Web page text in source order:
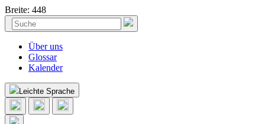
Breite: 448
Skip
to
content
Suchen
nach:
Über uns
Glossar
Kalender
Leichte Sprache